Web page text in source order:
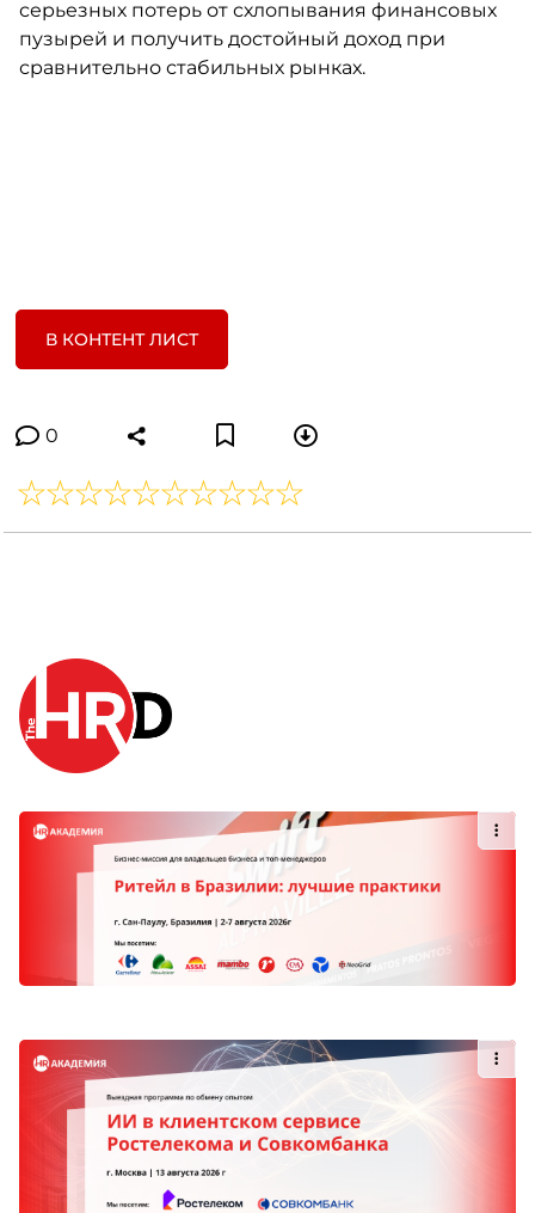
серьезных потерь от схлопывания финансовых
пузырей и получить достойный доход при
сравнительно стабильных рынках.
В КОНТЕНТ ЛИСТ
0